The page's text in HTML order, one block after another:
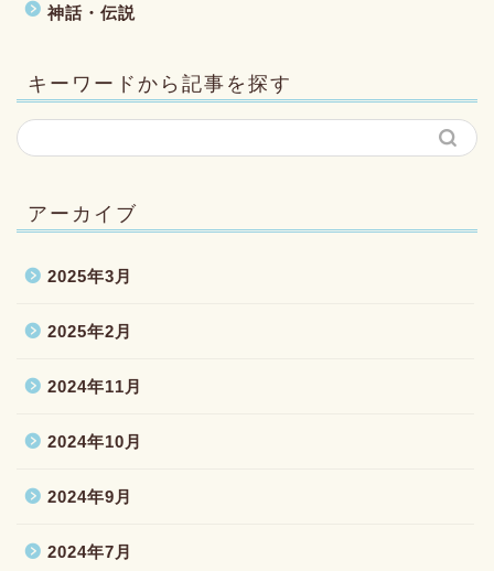
神話・伝説
キーワードから記事を探す
アーカイブ
2025年3月
2025年2月
2024年11月
2024年10月
2024年9月
2024年7月